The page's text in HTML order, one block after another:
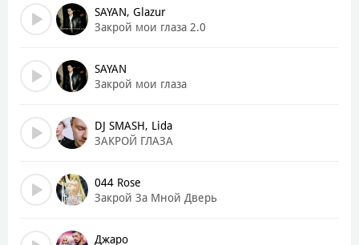
Ты мой будильник на восемь
Так же легко можешь сбросить
Ты будто зима
Грежу тобою все реже
Что скоро весна, скоро весна
Закрой глаза, закрой глаза
Закрой глаза, закрой глаза
Открой и вот он я
А ты закрой глаза
SAYAN, Glazur
Закрой мои глаза 2.0
SAYAN
Закрой мои глаза
DJ SMASH, Lida
ЗАКРОЙ ГЛАЗА
044 Rose
Закрой За Мной Дверь
Джаро